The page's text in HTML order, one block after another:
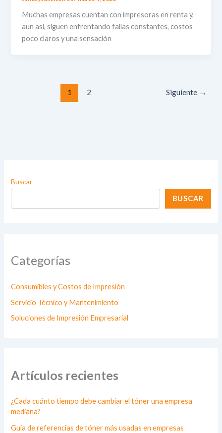
Muchas empresas cuentan con impresoras en renta y,
aun así, siguen enfrentando fallas constantes, costos
poco claros y una sensación
1 2 Siguiente →
Buscar
BUSCAR
Categorías
Consumibles y Costos de Impresión
Servicio Técnico y Mantenimiento
Soluciones de Impresión Empresarial
Artículos recientes
¿Cada cuánto tiempo debe cambiar el tóner una empresa
mediana?
Guía de referencias de tóner más usadas en empresas